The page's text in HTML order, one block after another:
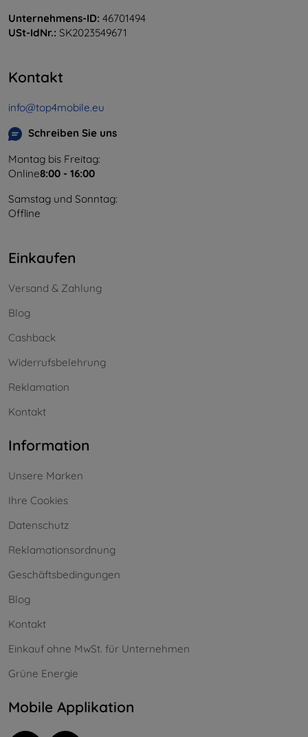
Unternehmens-ID: 46701494
USt-IdNr.: SK2023549671
Kontakt
info@top4mobile.eu
Schreiben Sie uns
Montag bis Freitag:
Online8:00 - 16:00
Samstag und Sonntag:
Offline
Einkaufen
Versand & Zahlung
Blog
Cashback
Widerrufsbelehrung
Reklamation
Kontakt
Information
Unsere Marken
Ihre Cookies
Datenschutz
Reklamationsordnung
Geschäftsbedingungen
Blog
Kontakt
Einkauf ohne MwSt. für Unternehmen
Grüne Energie
Mobile Applikation